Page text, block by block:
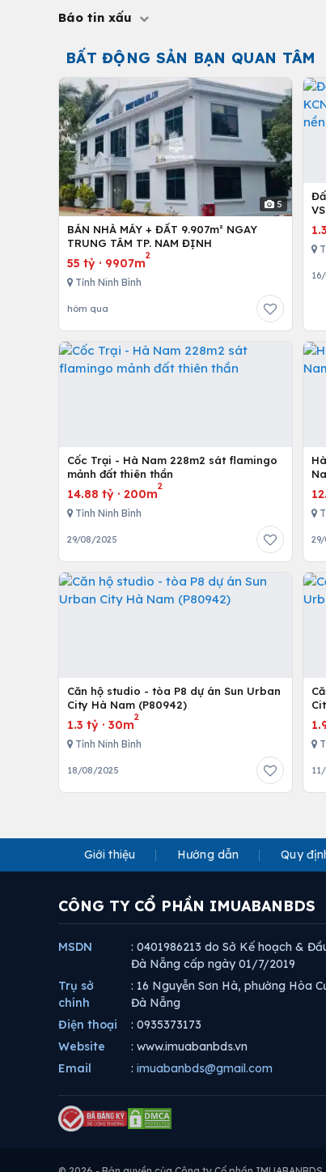
Báo tin xấu
BẤT ĐỘNG SẢN BẠN QUAN TÂM
5
BÁN NHÀ MÁY + ĐẤT 9.907m² NGAY
TRUNG TÂM TP. NAM ĐỊNH
55 tỷ · 9907m
2
Tỉnh Ninh Bình
hôm qua
Cốc Trại - Hà Nam 228m2 sát flamingo
mảnh đất thiên thần
14.88 tỷ · 200m
2
Tỉnh Ninh Bình
29/08/2025
Căn hộ studio - tòa P8 dự án Sun Urban
City Hà Nam (P80942)
1.3 tỷ · 30m
2
Tỉnh Ninh Bình
18/08/2025
Giới thiệu Hướng dẫn Quy
CÔNG TY CỔ PHẦN IMUABANBDS
MSDN
: 0401986213 do Sở Kế hoạch &
Đà Nẵng cấp ngày 01/7/2019
Trụ sở
chính
: 16 Nguyễn Sơn Hà, phường Hòa
Đà Nẵng
Điện thoại
: 0935373173
Website
: www.imuabanbds.vn
Email
: imuabanbds@gmail.com